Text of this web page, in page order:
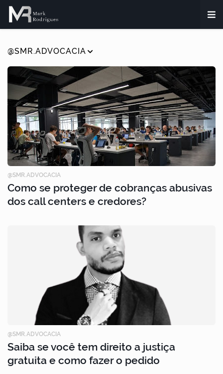
@SMR.ADVOCACIA
@SMR.ADVOCACIA
Como se proteger de cobranças abusivas
dos call centers e credores?
@SMR.ADVOCACIA
Saiba se você tem direito a justiça
gratuita e como fazer o pedido